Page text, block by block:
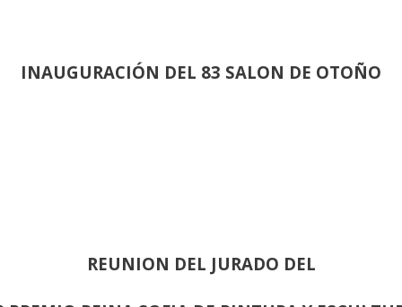
INAUGURACIÓN DEL 83 SALON DE OTOÑO
REUNION DEL JURADO DEL